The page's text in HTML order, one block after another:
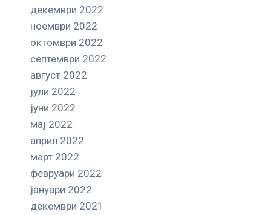
декември 2022
ноември 2022
октомври 2022
септември 2022
август 2022
јули 2022
јуни 2022
мај 2022
април 2022
март 2022
февруари 2022
јануари 2022
декември 2021